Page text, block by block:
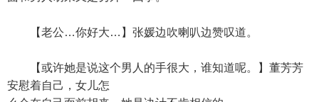
【老公…你好大…】张媛边吹喇叭边赞叹道。
【或许她是说这个男人的手很大，谁知道呢。】董芳芳
安慰着自己，女儿怎